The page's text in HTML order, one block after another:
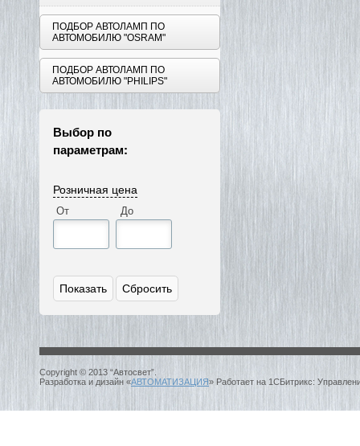
ПОДБОР АВТОЛАМП ПО
АВТОМОБИЛЮ "OSRAM"
ПОДБОР АВТОЛАМП ПО
АВТОМОБИЛЮ "PHILIPS"
Выбор по
параметрам:
Розничная цена
От До
Copyright © 2013 “Автосвет”.
Разработка и дизайн «АВТОМАТИЗАЦИЯ» Работает на 1СБитрикс: